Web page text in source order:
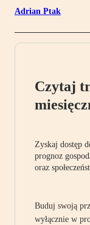
Adrian Ptak
Czytaj
Zyskaj dostęp
prognoz
oraz
Buduj swoją
wyłącznie w